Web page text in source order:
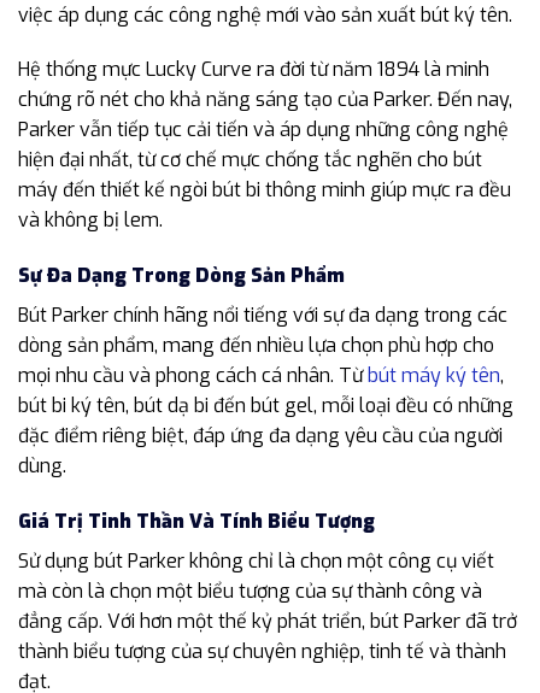
việc áp dụng các công nghệ mới vào sản xuất bút ký tên.
Hệ thống mực Lucky Curve ra đời từ năm 1894 là minh
chứng rõ nét cho khả năng sáng tạo của Parker. Đến nay,
Parker vẫn tiếp tục cải tiến và áp dụng những công nghệ
hiện đại nhất, từ cơ chế mực chống tắc nghẽn cho bút
máy đến thiết kế ngòi bút bi thông minh giúp mực ra đều
và không bị lem.
Sự Đa Dạng Trong Dòng Sản Phẩm
Bút Parker chính hãng nổi tiếng với sự đa dạng trong các
dòng sản phẩm, mang đến nhiều lựa chọn phù hợp cho
mọi nhu cầu và phong cách cá nhân. Từbút máy ký tên,
bút bi ký tên, bút dạ bi đến bút gel, mỗi loại đều có những
đặc điểm riêng biệt, đáp ứng đa dạng yêu cầu của người
dùng.
Giá Trị Tinh Thần Và Tính Biểu Tượng
Sử dụng bút Parker không chỉ là chọn một công cụ viết
mà còn là chọn một biểu tượng của sự thành công và
đẳng cấp. Với hơn một thế kỷ phát triển, bút Parker đã trở
thành biểu tượng của sự chuyên nghiệp, tinh tế và thành
đạt.